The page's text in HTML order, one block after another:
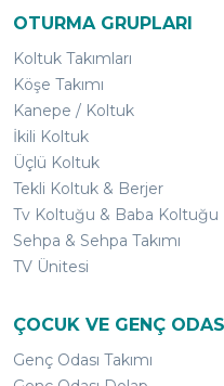
OTURMA GRUPLARI
Koltuk Takımları
Köşe Takımı
Kanepe / Koltuk
İkili Koltuk
Üçlü Koltuk
Tekli Koltuk & Berjer
Tv Koltuğu & Baba Koltuğu
Sehpa & Sehpa Takımı
TV Ünitesi
ÇOCUK VE GENÇ
Genç Odası Takımı